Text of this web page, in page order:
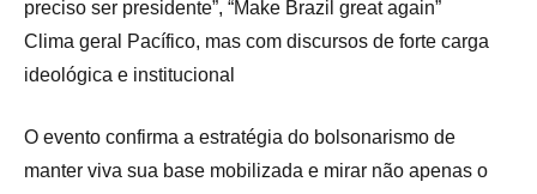
preciso ser presidente”, “Make Brazil great again”
Clima geral Pacífico, mas com discursos de forte carga
ideológica e institucional
O evento confirma a estratégia do bolsonarismo de
manter viva sua base mobilizada e mirar não apenas o